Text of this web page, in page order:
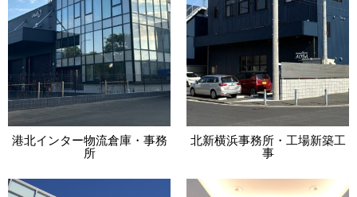
港北インター物流倉庫・事務
所
北新横浜事務所・工場新築工
事